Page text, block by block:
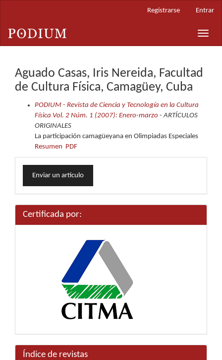
principal
Barra
Registrarse Entrar
Toggle
Aguado Casas, Iris Nereida, Facultad
de Cultura Física, Camagüey, Cuba
PODIUM - Revista de Ciencia y Tecnología en la Cultura
Física Vol. 2 Núm. 1 (2007): Enero-marzo - ARTÍCULOS
ORIGINALES
La participación camagüeyana en Olimpiadas Especiales
Resumen PDF
Enviar
unEnviar un artículo
Certificada por:
Índice de revistas